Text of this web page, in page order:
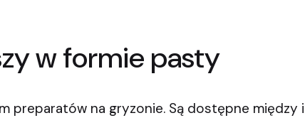
w formie pasty
preparatów na gryzonie. Są dostępne między